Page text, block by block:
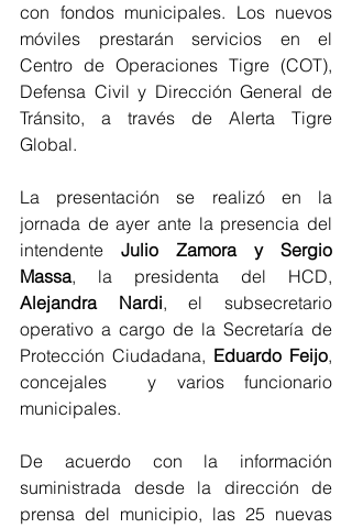
con fondos municipales. Los nuevos
móviles prestarán servicios en el
Centro de Operaciones Tigre (COT),
Defensa Civil y Dirección General de
Tránsito, a través de Alerta Tigre
Global.
La presentación se realizó en la
jornada de ayer ante la presencia del
intendente Julio Zamora y Sergio
Massa
Alejandra Nardi, el subsecretario
operativo a cargo de la Secretaría de
Protección Ciudadana, Eduardo Feijo,
concejales  y varios funcionario
municipales.
De acuerdo con la información
suministrada desde la dirección de
prensa del municipio, las 25 nuevas